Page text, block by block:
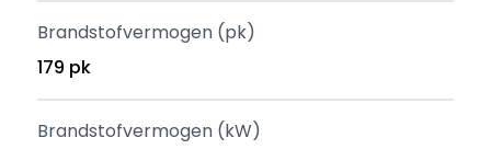
Brandstofvermogen (pk)
179 pk
Brandstofvermogen (kW)